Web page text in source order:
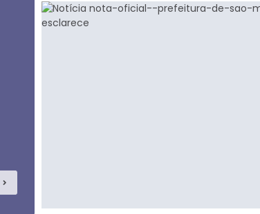
compartilhando sua trajetória em cargos
de liderança. O palestrante destacou a